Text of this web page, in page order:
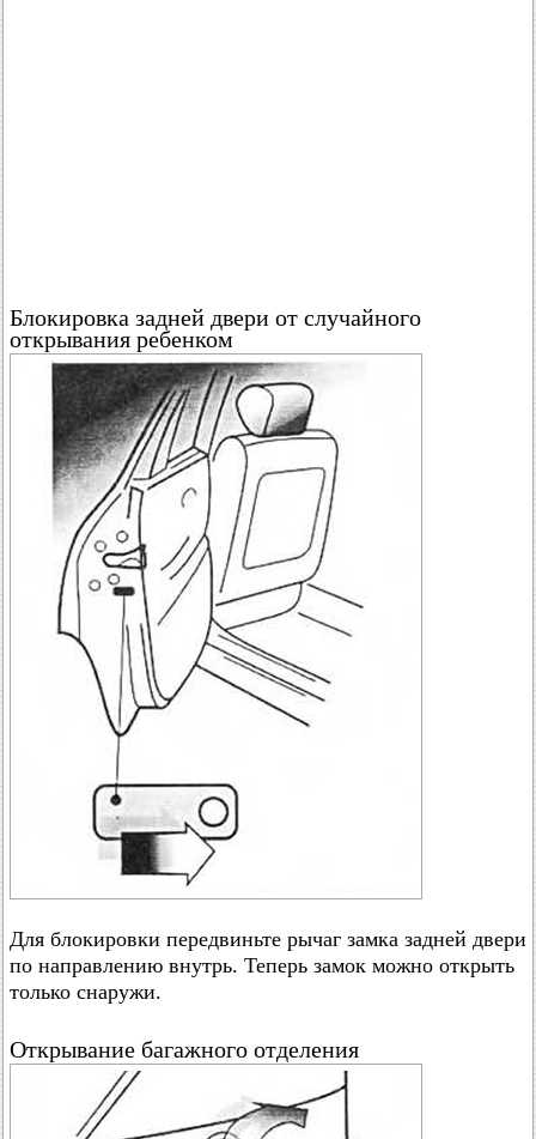
Блокировка задней двери от случайного
открывания ребенком
Для блокировки передвиньте рычаг замка задней двери
по направлению внутрь. Теперь замок можно открыть
только снаружи.
Открывание багажного отделения